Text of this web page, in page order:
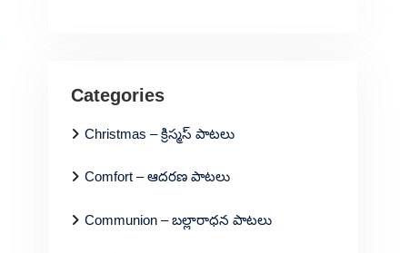
Categories
Christmas – క్రిస్మస్ పాటలు
Comfort – ఆదరణ పాటలు
Communion – బల్లారాధన పాటలు